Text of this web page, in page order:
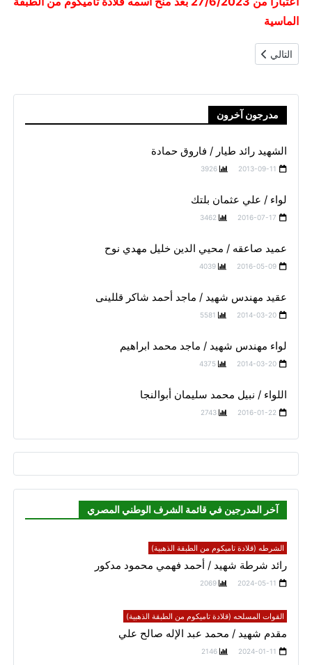
الماسية
المقال التالي: رائد شهيد / فؤاد عبد المقصود خليل
التالي
مدرجون آخرون
الشهيد رائد طيار / فاروق حمادة
2013-09-11
3926
لواء / علي عثمان بلتك
2016-07-17
3462
عميد صاعقه / محيي الدين خليل مهدي نوح
2016-05-09
4039
عقيد مهندس شهيد / ماجد أحمد شاكر قللينى
2014-03-20
5581
لواء مهندس شهيد / ماجد محمد ابراهيم
2014-03-20
4375
اللواء / نبيل محمد سليمان أبوالنجا
2016-01-22
2743
آخر المدرجين في قائمة الشرف الوطني المصري
الشرطه (قلادة تاميكوم من الطبقة الذهبية)
رائد شرطة شهيد / أحمد فهمي محمود مدكور
2024-05-11
2069
القوات المسلحه (قلادة تاميكوم من الطبقة الذهبية)
مقدم شهيد / محمد عبد الإله صالح علي
2024-01-11
2146